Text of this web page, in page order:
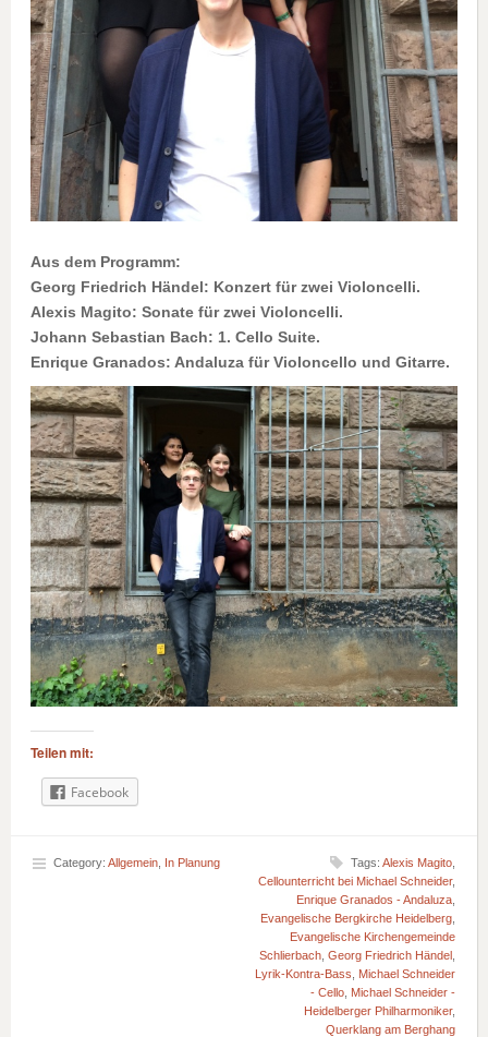
Aus dem Programm:
Georg Friedrich Händel: Konzert für zwei Violoncelli.
Alexis Magito: Sonate für zwei Violoncelli.
Johann Sebastian Bach: 1. Cello Suite.
Enrique Granados: Andaluza für Violoncello und Gitarre.
Teilen mit:
Facebook
Category: Allgemein In Planung Tags: Alexis Magito
Cellounterricht bei Michael Schneider,
Enrique Granados - Andaluza
Evangelische Bergkirche Heidelberg
Evangelische Kirchengemeinde
Schlierbach Georg Friedrich Händel
Lyrik-Kontra-Bass
Michael Schneider
- Cello Michael Schneider -
Heidelberger Philharmoniker,
Querklang am Berghang